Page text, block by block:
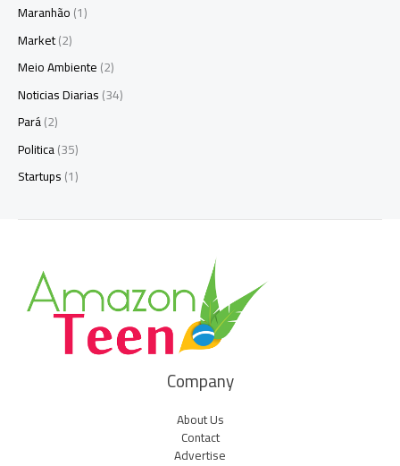
Maranhão(1)
Market(2)
Meio Ambiente(2)
Noticias Diarias(34)
Pará(2)
Politica(35)
Startups(1)
Company
About Us
Contact
Advertise